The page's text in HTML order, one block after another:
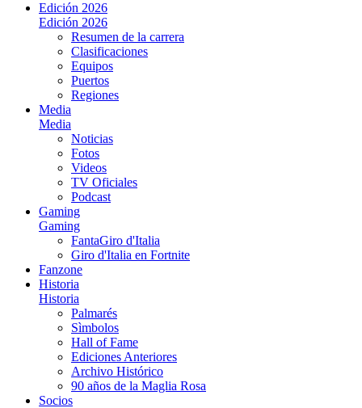
Edición 2026
Edición 2026
Resumen de la carrera
Clasificaciones
Equipos
Puertos
Regiones
Media
Media
Noticias
Fotos
Videos
TV Oficiales
Podcast
Gaming
Gaming
FantaGiro d'Italia
Giro d'Italia en Fortnite
Fanzone
Historia
Historia
Palmarés
Sìmbolos
Hall of Fame
Ediciones Anteriores
Archivo Histórico
90 años de la Maglia Rosa
Socios